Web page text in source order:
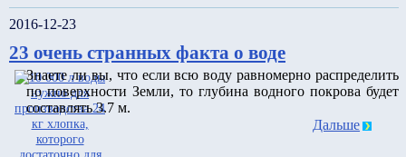
2016-12-23
23 очень странных факта о воде
Знаете ли вы, что если всю воду равномерно распределить
по поверхности Земли, то глубина водного покрова будет
составлять 3.7 м.
Дальше